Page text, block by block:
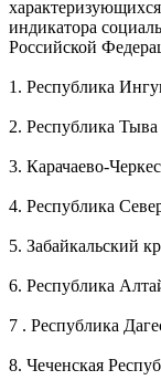
индикатора
Российской
1. Республика
2. Республика Тыва
3. Карачаево-
4. Республика
5. Забайкальский
6. Республика
7 . Республика
8. Чеченская